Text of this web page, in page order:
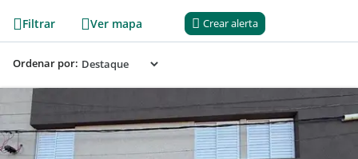
Filtrar Ver mapa Crear alerta
Ordenar por: